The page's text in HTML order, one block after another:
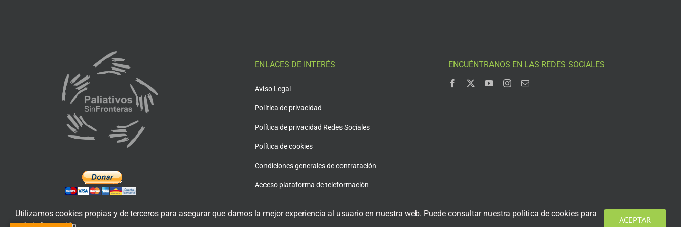
ENLACES DE INTERÉS
Aviso Legal
Política de privacidad
Política de privacidad Redes Sociales
Política de cookies
Condiciones generales de contratación
Acceso plataforma de teleformación
ENCUÉNTRANOS EN LAS REDES SOCIALES
Utilizamos cookies propias y de terceros para asegurar que damos la mejor experiencia al usuario en nuestra web. Puede consultar nuestra política de cookies para
ACEPTAR